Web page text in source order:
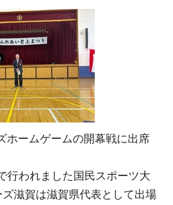
ームゲームの開幕戦に出席
行われました国民スポーツ大
滋賀は滋賀県代表として出場